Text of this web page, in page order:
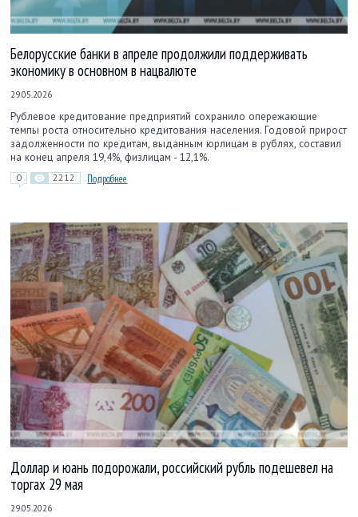
Белорусские банки в апреле продолжили поддерживать
экономику в основном в нацвалюте
29.05.2026
Рублевое кредитование предприятий сохранило опережающие
темпы роста относительно кредитования населения. Годовой прирост
задолженности по кредитам, выданным юрлицам в рублях, составил
на конец апреля 19,4%, физлицам - 12,1%.
0 2212 Подробнее
Доллар и юань подорожали, российский рубль подешевел на
торгах 29 мая
29.05.2026